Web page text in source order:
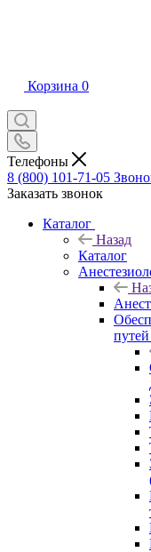
Корзина 0
Телефоны
8 (800) 101-71-05
Заказать звонок
Каталог
Назад
Каталог
путей